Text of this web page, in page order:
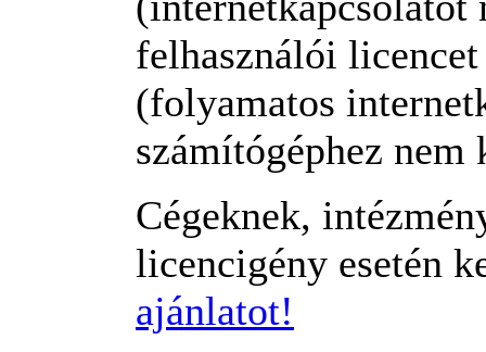
felhasználói
(folyamatos
számítógéphez
Cégeknek,
licencigény esetén
ajánlatot!